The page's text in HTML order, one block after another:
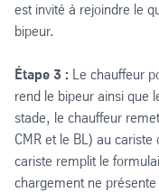
est invité à rejoindre le
bipeur.
Étape 3 : Le chauffeur
rend le bipeur ainsi que
stade, le chauffeur
CMR et le BL) au
cariste remplit le
chargement ne